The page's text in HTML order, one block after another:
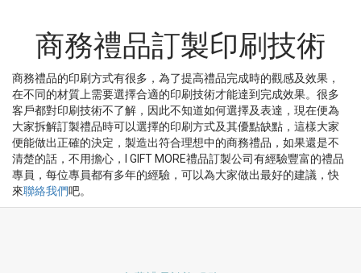
商務禮品訂製印刷技術
商務禮品的印刷方式有很多，為了提高禮品完成時的觀感及效果，
在不同的材質上需要選擇合適的印刷技術才能達到完成效果。很多
客戶都對印刷技術不了解，因此不知道如何選擇及表達，現在便為
大家拆解訂製禮品時可以選擇的印刷方式及其優點缺點，這樣大家
便能做出正確的決定，製造出符合理想中的商務禮品，如果還是不
清楚的話，不用擔心，I GIFT MORE禮品訂製公司有經驗豐富的禮品
專員，每位專員都有多年的經驗，可以為大家做出最好的建議，快
來聯絡我們吧。